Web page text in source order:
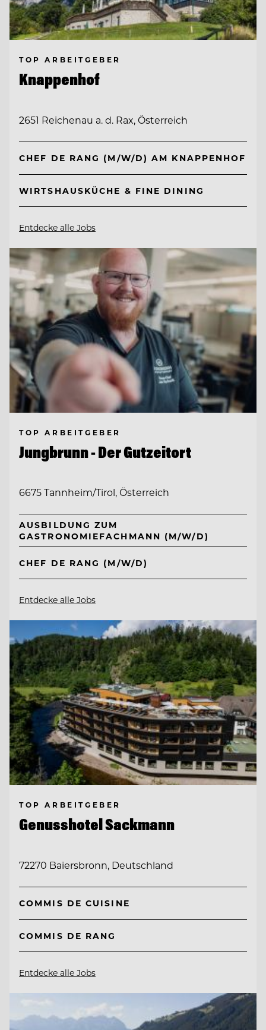
TOP ARBEITGEBER
Knappenhof
2651 Reichenau a. d. Rax, Österreich
CHEF DE RANG (M/W/D) AM KNAPPENHOF
WIRTSHAUSKÜCHE & FINE DINING
Entdecke alle Jobs
TOP ARBEITGEBER
Jungbrunn - Der Gutzeitort
6675 Tannheim/Tirol, Österreich
AUSBILDUNG ZUM
GASTRONOMIEFACHMANN (M/W/D)
CHEF DE RANG (M/W/D)
Entdecke alle Jobs
TOP ARBEITGEBER
Genusshotel Sackmann
72270 Baiersbronn, Deutschland
COMMIS DE CUISINE
COMMIS DE RANG
Entdecke alle Jobs